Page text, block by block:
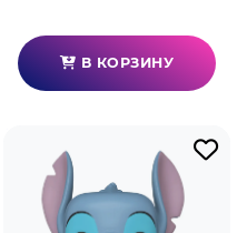
В КОРЗИНУ